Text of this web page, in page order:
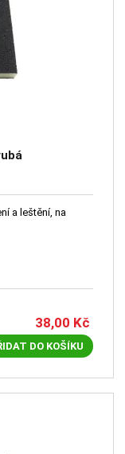
a leštění, na
38,00 Kč
DO KOŠÍKU